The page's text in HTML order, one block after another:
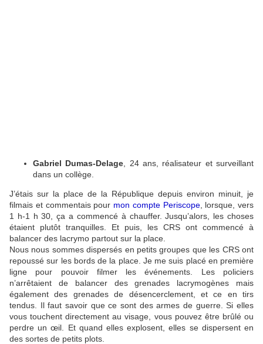
Gabriel Dumas-Delage , 24 ans, réalisateur et surveillant
dans un collège.
J’étais sur la place de la République depuis environ minuit, je
filmais et commentais pour mon compte Periscope, lorsque, vers
1 h-1 h 30, ça a commencé à chauffer. Jusqu’alors, les choses
étaient plutôt tranquilles. Et puis, les CRS ont commencé à
balancer des lacrymo partout sur la place.
Nous nous sommes dispersés en petits groupes que les CRS ont
repoussé sur les bords de la place. Je me suis placé en première
ligne pour pouvoir filmer les événements. Les policiers
n’arrêtaient de balancer des grenades lacrymogènes mais
également des grenades de désencerclement, et ce en tirs
tendus. Il faut savoir que ce sont des armes de guerre. Si elles
vous touchent directement au visage, vous pouvez être brûlé ou
perdre un œil. Et quand elles explosent, elles se dispersent en
des sortes de petits plots.